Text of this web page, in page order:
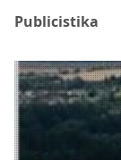
Publicistika